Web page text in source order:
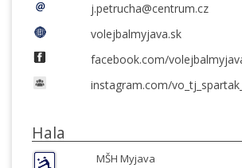
j.petrucha@centrum.cz
volejbalmyjava.sk
facebook.com/
instagram.com/
Hala
MŠH Myjava